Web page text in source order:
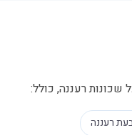
שכונות רעננה, כולל:
רעננה